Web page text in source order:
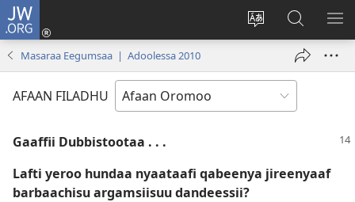
JW.ORG
Afaan
weebsaayitii
Gali
(opens
JW.ORG
Irraa
Barbaadi
Masaraa Eegumsaa | Adoolessa 2010
AFAAN FILADHU
Gaaffii Dubbistootaa . . .
Lafti yeroo hundaa nyaataafi qabeenya jireenyaaf
barbaachisu argamsiisuu dandeessii?